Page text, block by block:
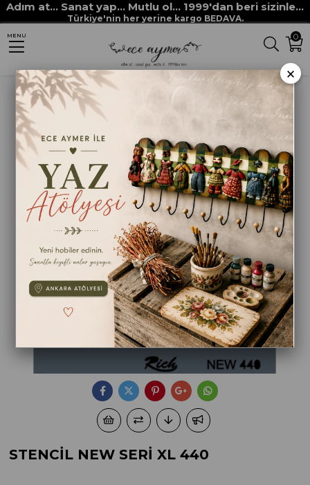
Adım at... Sanat yap... Mutlu ol... 1999'dan beri sizinle...
Türkiye'nin her yerine kargo BEDAVA.
0
MENU
Anasayfa STENCİLLER RİCH STENCİL ŞABLONLARI Rich New Seri XL
STENCİL NEW SERİ XL 440
STENCİL NEW SERİ XL 440
×